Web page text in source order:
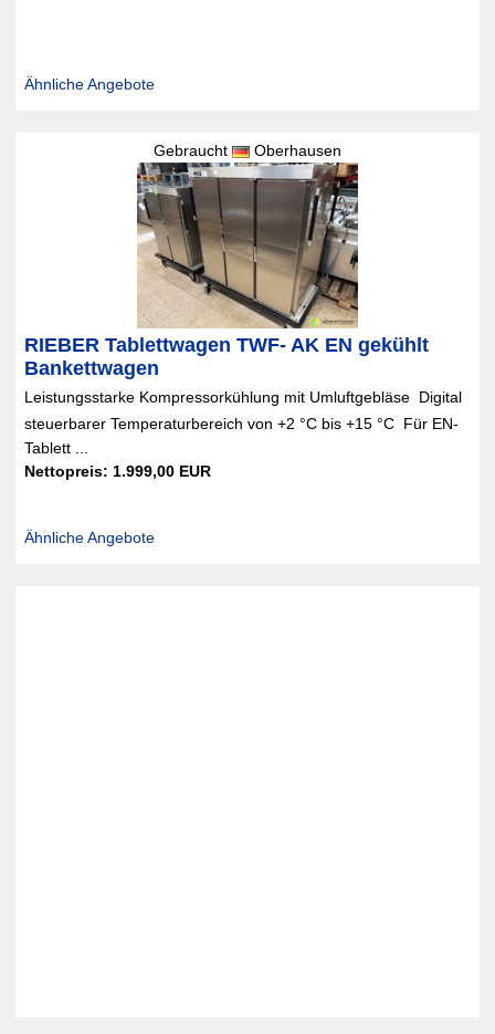
Ähnliche Angebote
Gebraucht Oberhausen
RIEBER Tablettwagen TWF- AK EN gekühlt
Bankettwagen
Leistungsstarke Kompressorkühlung mit Umluftgebläse  Digital
steuerbarer Temperaturbereich von +2 °C bis +15 °C  Für EN-
Tablett ...
Nettopreis: 1.999,00 EUR
Ähnliche Angebote